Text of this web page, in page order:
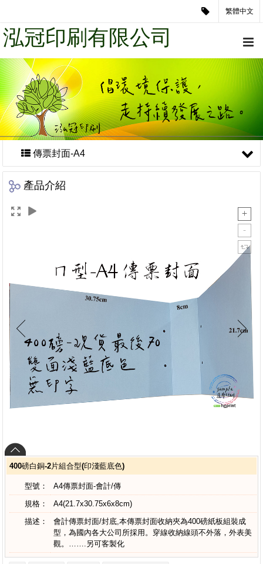
繁體中文
泓冠印刷有限公司
傳票封面-A4
產品介紹
400磅白銅-2片組合型(印淺藍底色)
型號：
A4傳票封面-會計/傳
規格：
A4(21.7x30.75x6x8cm)
描述：
會計傳票封面/封底,本傳票封面收納夾為400磅紙板組裝成
型，為國內各大公司所採用。穿線收納線頭不外落，外表美
觀。…….另可客製化